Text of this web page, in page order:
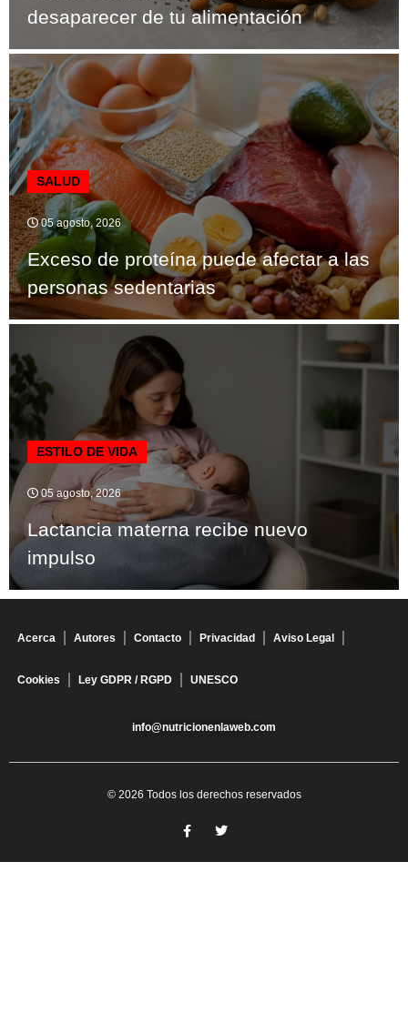
desaparecer de tu alimentación
SALUD
05 agosto, 2026
Exceso de proteína puede afectar a las
personas sedentarias
ESTILO DE VIDA
05 agosto, 2026
Lactancia materna recibe nuevo
impulso
Acerca Autores Contacto Privacidad Aviso Legal
Cookies Ley GDPR / RGPD UNESCO
info@nutricionenlaweb.com
© 2026 Todos los derechos reservados